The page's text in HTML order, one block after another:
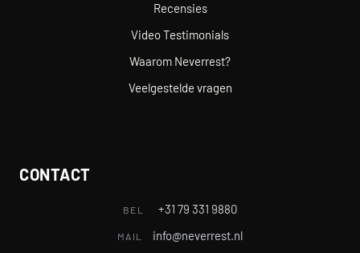
Recensies
Video Testimonials
Waarom Neverrest?
Veelgestelde vragen
CONTACT
BEL +31 79 331 9880
MAIL info@neverrest.nl